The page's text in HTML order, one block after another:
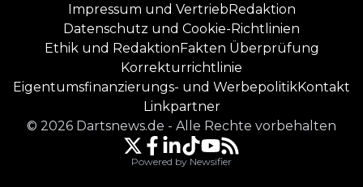
Impressum und VertriebRedaktion
Datenschutz und Cookie-Richtlinien
Ethik und RedaktionFakten Überprüfung
Korrekturrichtlinie
Eigentumsfinanzierungs- und WerbepolitikKontakt
Linkpartner
© 2026 Dartsnews.de - Alle Rechte vorbehalten
Powered by Newsifier